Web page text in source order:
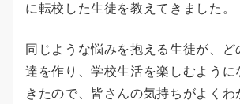
に転校した生徒を教えてきました。
同じような悩みを抱える生徒が、
達を作り、学校生活を楽しむように
きたので、皆さんの気持ちがよくわ